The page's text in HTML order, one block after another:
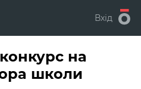
Вхід
на
школи